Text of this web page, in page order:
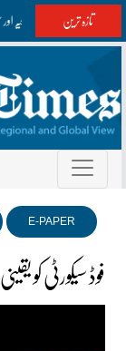
تازہ ترین
E-PAPER
فوڈ سیکورٹی کو